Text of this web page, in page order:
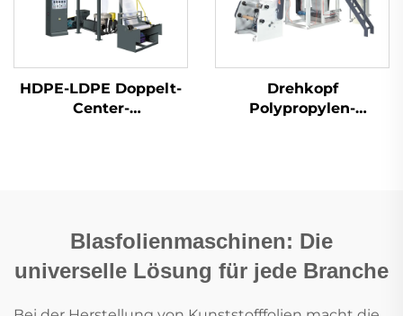
HDPE-LDPE Doppelt-
Center-
Drehkopf
Polypropylen-
Blasfolienmaschinen: Die
universelle Lösung für jede Branche